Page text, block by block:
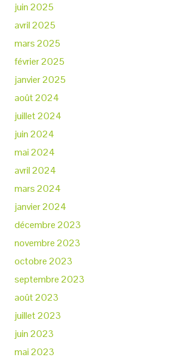
juin 2025
avril 2025
mars 2025
février 2025
janvier 2025
août 2024
juillet 2024
juin 2024
mai 2024
avril 2024
mars 2024
janvier 2024
décembre 2023
novembre 2023
octobre 2023
septembre 2023
août 2023
juillet 2023
juin 2023
mai 2023